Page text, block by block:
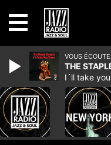
VOUS
THE
I´ll take